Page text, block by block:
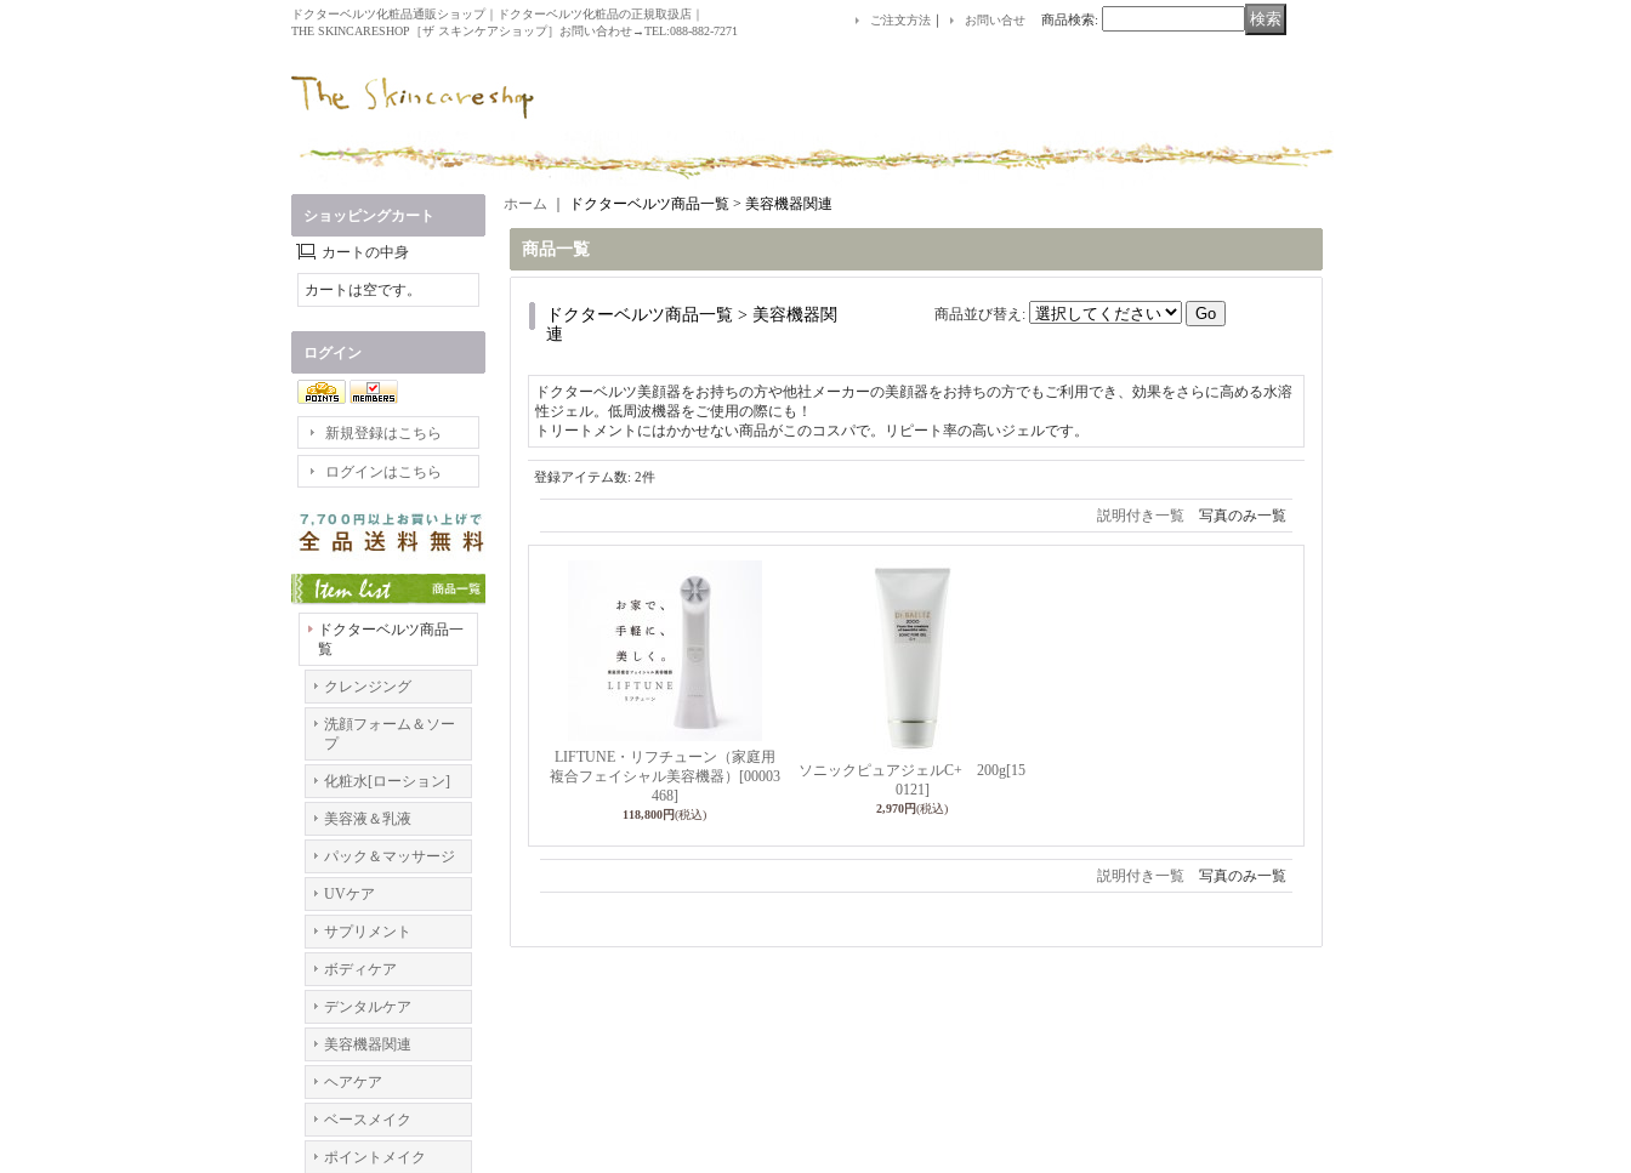
ドクターベルツ化粧品通販ショップ｜ドクターベルツ化粧品の正規取扱店｜
THE SKINCARESHOP［ザ スキンケアショップ］お問い合わせ→TEL:088-882-7271
ご注文方法｜ お問い合せ 商品検索:
ショッピングカート
カートの中身
カートは空です。
ログイン
新規登録はこちら
ログインはこちら
ドクターベルツ商品一
覧
クレンジング
洗顔フォーム＆ソー
プ
化粧水[ローション]
美容液＆乳液
パック＆マッサージ
UVケア
サプリメント
ボディケア
デンタルケア
美容機器関連
ヘアケア
ベースメイク
ポイントメイク
ホーム ドクターベルツ商品一覧 > 美容機器関連
商品一覧
ドクターベルツ商品一覧 > 美容機器関
連
商品並び替え :
ドクターベルツ美顔器をお持ちの方や他社メーカーの美顔器をお持ちの方でもご利用でき、効果をさらに高める水溶
性ジェル。低周波機器をご使用の際にも！
トリートメントにはかかせない商品がこのコスパで。リピート率の高いジェルです。
登録アイテム数: 2件
説明付き一覧写真のみ一覧
LIFTUNE・リフチューン（家庭用
複合フェイシャル美容機器）
[00003
468]
118,800円(税込)
ソニックピュアジェルC+ 200g[15
0121]
2,970円(税込)
説明付き一覧写真のみ一覧